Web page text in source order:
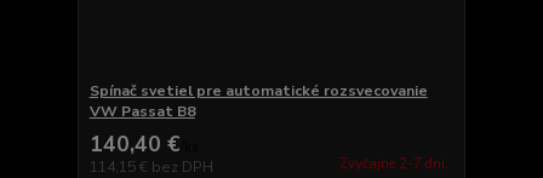
Spínač svetiel pre automatické rozsvecovanie
VW Passat B8
140,40 €
114,15 € bez DPH Zvyčajne 2-7 dni.